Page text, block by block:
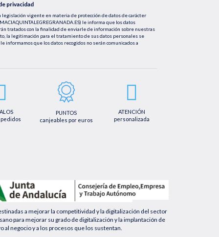
privacidad
vigente en materia de protección de datos de carácter
le informa que los datos
tratados con la finalidad de enviarle de información sobre nuestras
la legitimación para el tratamiento de sus datos personales se
informamos que los datos recogidos no serán comunicados a
info@farmaciaquintalegregranada.es, así como a través de los
politica-privacidad/
PUNTOS
canjeables por euros
ATENCIÓN
personalizada
a mejorar la competitividad y la digitalización del sector
para mejorar su grado de digitalización y la implantación de
negocio y a los procesos que los sustentan.